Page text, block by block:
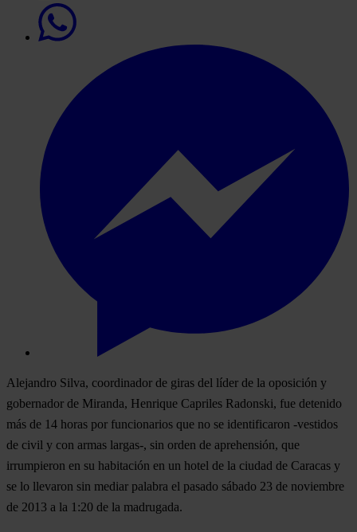
Alejandro Silva, coordinador de giras del líder de la oposición y
gobernador de Miranda, Henrique Capriles Radonski, fue detenido
más de 14 horas por funcionarios que no se identificaron -vestidos
de civil y con armas largas-, sin orden de aprehensión, que
irrumpieron en su habitación en un hotel de la ciudad de Caracas y
se lo llevaron sin mediar palabra el pasado sábado 23 de noviembre
de 2013 a la 1:20 de la madrugada.